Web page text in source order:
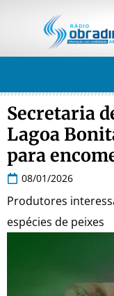
Secretaria
Lagoa
para
08/01/2026
Produtores
espécies de peixes